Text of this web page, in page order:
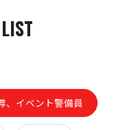
、イベント警備員